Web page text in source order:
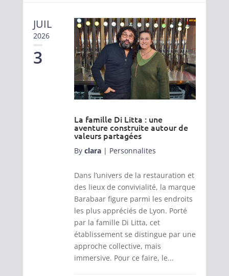
JUIL
2026
3
La famille Di Litta : une
aventure construite autour de
valeurs partagées
By clara| Personnalites
Dans l’univers de la restauration et
des lieux de convivialité, la marque
Barabaar figure parmi les endroits
les plus appréciés de Lyon. Porté
par la famille Di Litta, cet
établissement se distingue par une
approche collective, mais
immersive. Pour ce faire, le...